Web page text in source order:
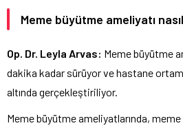
Meme büyütme ameliyatı
Op. Dr. Leyla Arvas: Meme büyütme
dakika kadar sürüyor ve hastane
altında gerçekleştiriliyor.
Meme büyütme ameliyatlarında, meme